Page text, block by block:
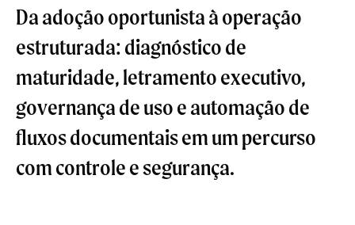
Da adoção oportunista à operação
estruturada: diagnóstico de
maturidade, letramento executivo,
governança de uso e automação de
fluxos documentais em um percurso
com controle e segurança.